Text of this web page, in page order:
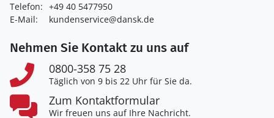
Telefon: +49 40 5477950
E-Mail:
kundenservice@dansk.de
Nehmen Sie Kontakt zu uns auf
0800-358 75 28
Täglich von 9 bis 22 Uhr für Sie da.
Zum Kontaktformular
Wir freuen uns auf Ihre Nachricht.